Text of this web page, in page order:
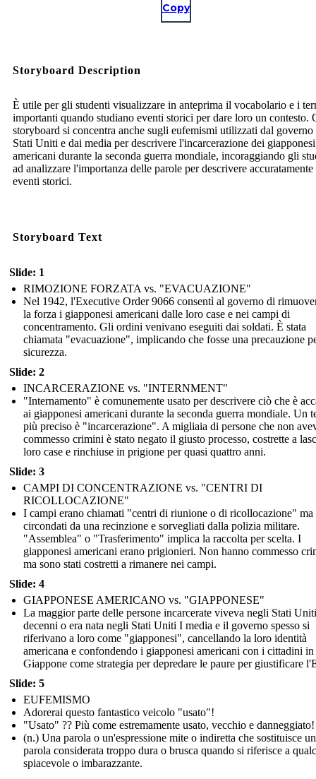
Copy
Storyboard Description
È utile per gli studenti visualizzare in anteprima il vocabolario e i
importanti quando studiano eventi storici per dare loro un contesto.
storyboard si concentra anche sugli eufemismi utilizzati dal
Stati Uniti e dai media per descrivere l'incarcerazione dei giapponesi
americani durante la seconda guerra mondiale, incoraggiando gli
ad analizzare l'importanza delle parole per descrivere
eventi storici.
Storyboard Text
Slide: 1
RIMOZIONE FORZATA vs. "EVACUAZIONE"
Nel 1942, l'Executive Order 9066 consentì al governo di
la forza i giapponesi americani dalle loro case e nei campi di
concentramento. Gli ordini venivano eseguiti dai soldati. È stata
chiamata "evacuazione", implicando che fosse una precauzione
sicurezza.
Slide: 2
INCARCERAZIONE vs. "INTERNMENT"
"Internamento" è comunemente usato per descrivere ciò che è
ai giapponesi americani durante la seconda guerra mondiale. Un
più preciso è "incarcerazione". A migliaia di persone che non
commesso crimini è stato negato il giusto processo, costrette a
loro case e rinchiuse in prigione per quasi quattro anni.
Slide: 3
CAMPI DI CONCENTRAZIONE vs. "CENTRI DI
RICOLLOCAZIONE"
I campi erano chiamati "centri di riunione o di ricollocazione" ma
circondati da una recinzione e sorvegliati dalla polizia militare.
"Assemblea" o "Trasferimento" implica la raccolta per scelta. I
giapponesi americani erano prigionieri. Non hanno commesso
ma sono stati costretti a rimanere nei campi.
Slide: 4
GIAPPONESE AMERICANO vs. "GIAPPONESE"
La maggior parte delle persone incarcerate viveva negli Stati
decenni o era nata negli Stati Uniti I media e il governo spesso si
riferivano a loro come "giapponesi", cancellando la loro identità
americana e confondendo i giapponesi americani con i cittadini in
Giappone come strategia per depredare le paure per giustificare
Slide: 5
EUFEMISMO
Adorerai questo fantastico veicolo "usato"!
"Usato" ?? Più come estremamente usato, vecchio e danneggiato!
(n.) Una parola o un'espressione mite o indiretta che sostituisce
parola considerata troppo dura o brusca quando si riferisce a
spiacevole o imbarazzante.